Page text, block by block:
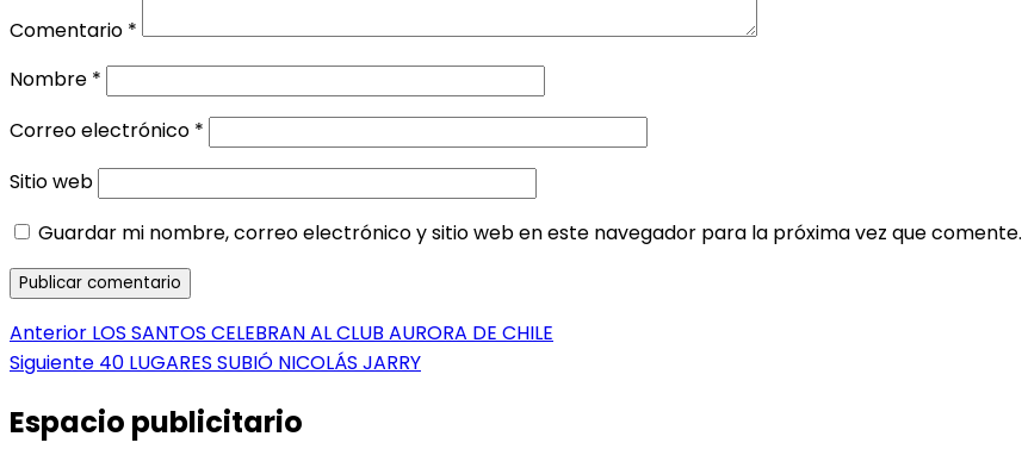
Comentario *
Nombre *
Correo electrónico *
Sitio web
Guardar mi nombre, correo electrónico y sitio web en este navegador para la próxima vez que comente.
Navegación
de
entradas
Anterior Entrada
anterior:
LOS SANTOS CELEBRAN AL CLUB AURORA DE CHILE
Siguiente Entrada
40 LUGARES SUBIÓ NICOLÁS JARRY
Espacio publicitario